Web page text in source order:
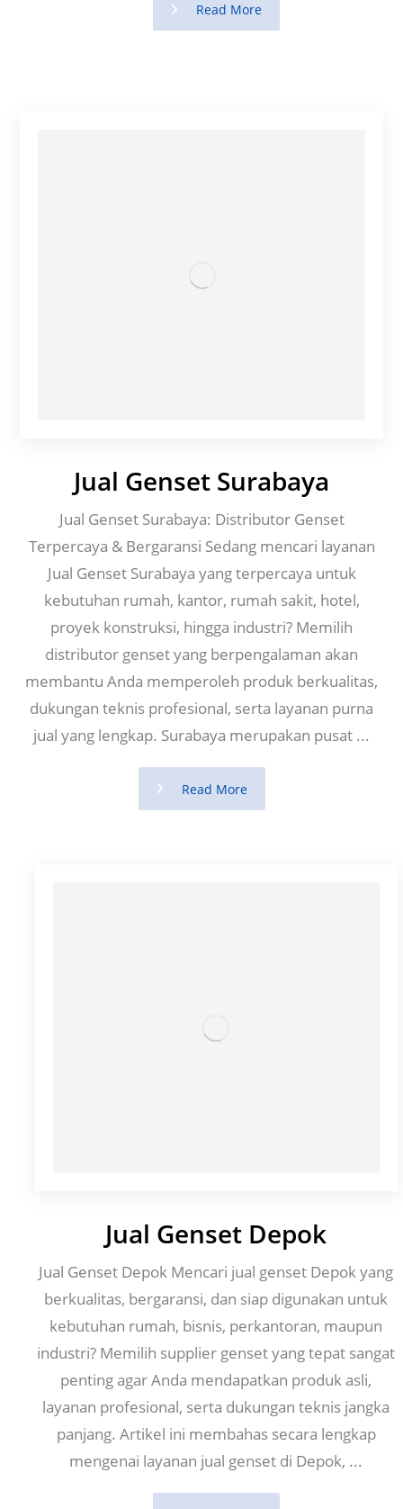
Read More
Jual Genset Surabaya
Jual Genset Surabaya: Distributor Genset
Terpercaya & Bergaransi Sedang mencari layanan
Jual Genset Surabaya yang terpercaya untuk
kebutuhan rumah, kantor, rumah sakit, hotel,
proyek konstruksi, hingga industri? Memilih
distributor genset yang berpengalaman akan
membantu Anda memperoleh produk berkualitas,
dukungan teknis profesional, serta layanan purna
jual yang lengkap. Surabaya merupakan pusat ...
Read More
Jual Genset Depok
Jual Genset Depok Mencari jual genset Depok yang
berkualitas, bergaransi, dan siap digunakan untuk
kebutuhan rumah, bisnis, perkantoran, maupun
industri? Memilih supplier genset yang tepat sangat
penting agar Anda mendapatkan produk asli,
layanan profesional, serta dukungan teknis jangka
panjang. Artikel ini membahas secara lengkap
mengenai layanan jual genset di Depok, ...